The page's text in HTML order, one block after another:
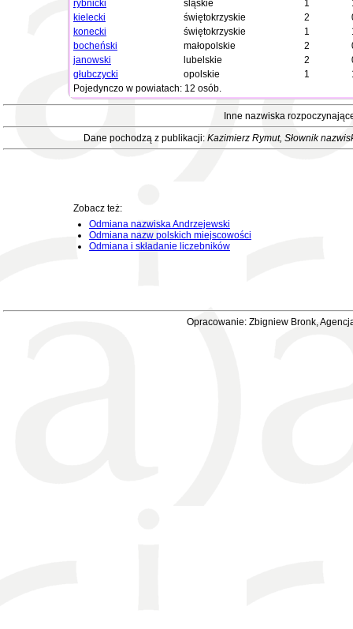
rybnicki śląskie 1
kielecki
świętokrzyskie 2
konecki
świętokrzyskie 1
bocheński
małopolskie 2
janowski
lubelskie 2
głubczycki
opolskie 1
Pojedynczo w powiatach: 12 osób.
Inne nazwiska
Dane pochodzą z publikacji: Kazimierz Rymut, Słownik
Zobacz też:
Odmiana nazwiska Andrzejewski
Odmiana nazw polskich miejscowości
Odmiana i składanie liczebników
Opracowanie: Zbigniew Bronk,